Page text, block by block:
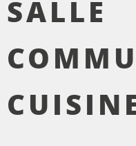
SALLE